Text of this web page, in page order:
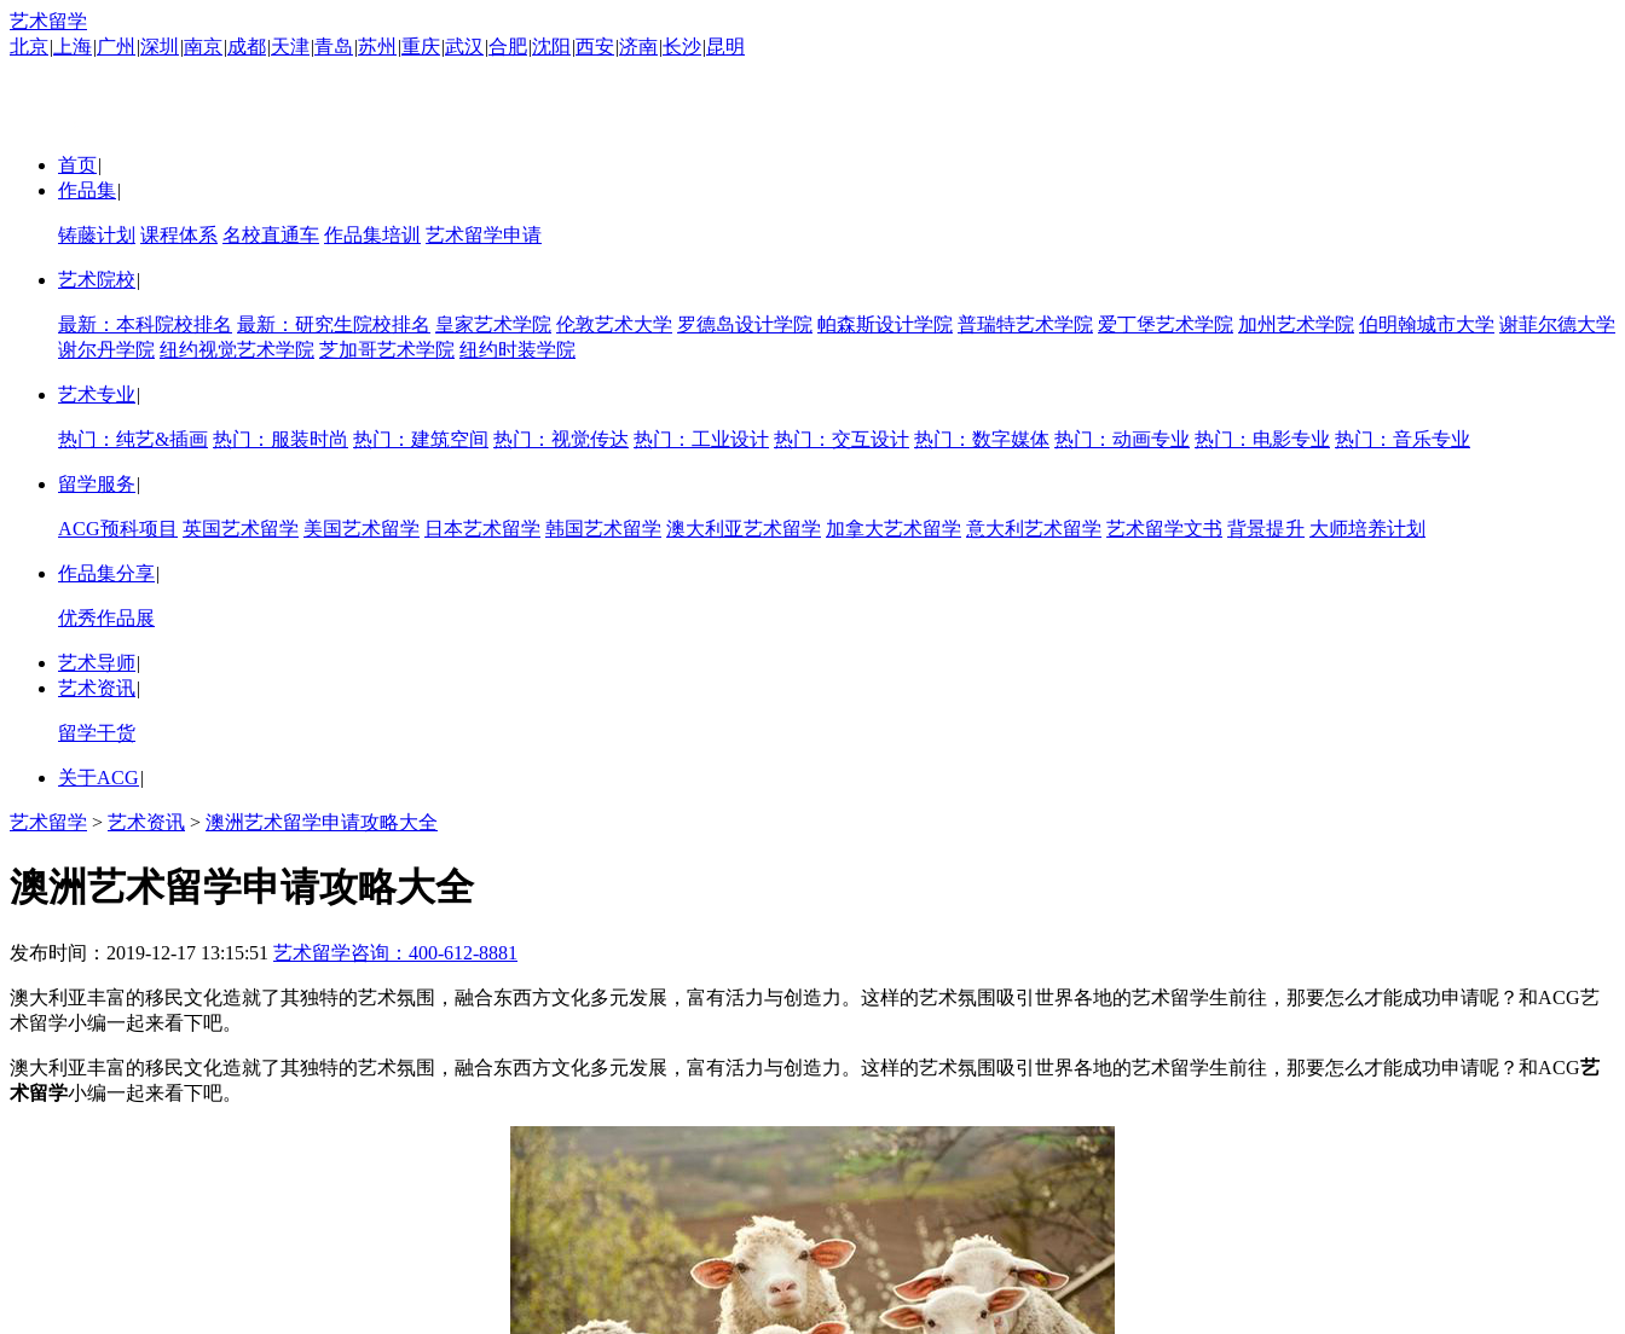
艺术留学
北京| 上海|广州 |深圳 |南京|成都|天津|青岛|苏州 |重庆|武汉 |合肥|沈阳 |西安|济南|长沙|昆明
首页|
作品集|
铸藤计划 课程体系 名校直通车 作品集培训 艺术留学申请
艺术院校|
最新：本科院校排名 最新：研究生院校排名 皇家艺术学院 伦敦艺术大学 罗德岛设计学院 帕森斯设计学院 普瑞特艺术学院 爱丁堡艺术学院 加州艺术学院 伯明翰城市大学 谢菲尔德大学
谢尔丹学院 纽约视觉艺术学院 芝加哥艺术学院 纽约时装学院
艺术专业|
热门：纯艺&插画 热门：服装时尚 热门：建筑空间 热门：视觉传达 热门：工业设计 热门：交互设计 热门：数字媒体 热门：动画专业 热门：电影专业 热门：音乐专业
留学服务|
ACG预科项目 英国艺术留学 美国艺术留学 日本艺术留学 韩国艺术留学 澳大利亚艺术留学 加拿大艺术留学 意大利艺术留学 艺术留学文书 背景提升 大师培养计划
作品集分享|
优秀作品展
艺术导师|
艺术资讯|
留学干货
关于ACG|
艺术留学 > 艺术资讯 > 澳洲艺术留学申请攻略大全
澳洲艺术留学申请攻略大全
发布时间：2019-12-17 13:15:51 艺术留学咨询： 400-612-8881
澳大利亚丰富的移民文化造就了其独特的艺术氛围，融合东西方文化多元发展，富有活力与创造力。这样的艺术氛围吸引世界各地的艺术留学生前往，那要怎么才能成功申请呢？和ACG艺
术留学小编一起来看下吧。
澳大利亚丰富的移民文化造就了其独特的艺术氛围，融合东西方文化多元发展，富有活力与创造力。这样的艺术氛围吸引世界各地的艺术留学生前往，那要怎么才能成功申请呢？和ACG艺
术留学小编一起来看下吧。